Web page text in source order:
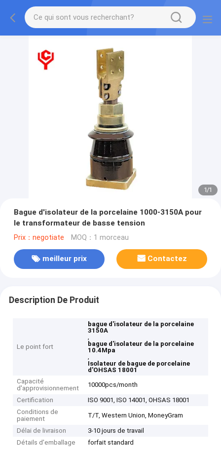
1/1
Bague d'isolateur de la porcelaine 1000-3150A pour
le transformateur de basse tension
Prix：negotiate MOQ：1 morceau
meilleur prix Contactez
Description De Produit
Le point fort
bague d'isolateur de la porcelaine
3150A
,
bague d'isolateur de la porcelaine
10.4Mpa
,
Isolateur de bague de porcelaine
d'OHSAS 18001
Capacité
d'approvisionnement
10000pcs/month
Certification
ISO 9001, ISO 14001, OHSAS 18001
Conditions de
paiement
T/T, Western Union, MoneyGram
Délai de livraison
3-10 jours de travail
Détails d'emballage
forfait standard